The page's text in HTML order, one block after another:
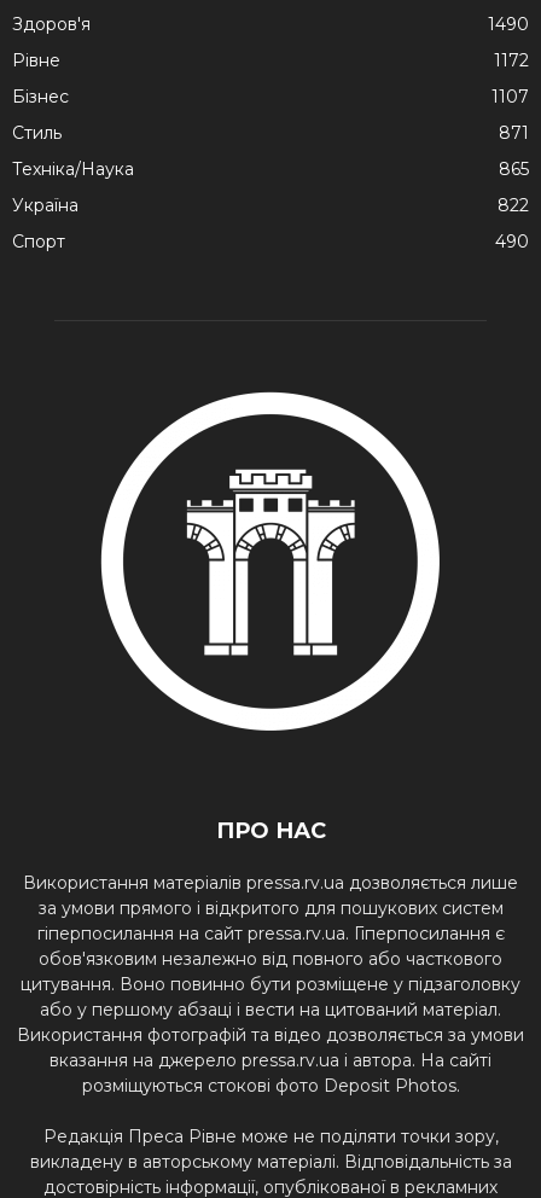
Здоров'я
1490
Рівне
1172
Бізнес
1107
Стиль
871
Техніка/Наука
865
Україна
822
Спорт
490
ПРО НАС
Використання матеріалів pressa.rv.ua дозволяється лише
за умови прямого і відкритого для пошукових систем
гіперпосилання на сайт pressa.rv.ua. Гіперпосилання є
обов'язковим незалежно від повного або часткового
цитування. Воно повинно бути розміщене у підзаголовку
або у першому абзаці і вести на цитований матеріал.
Використання фотографій та відео дозволяється за умови
вказання на джерело pressa.rv.ua і автора. На сайті
розміщуються стокові фото Deposit Photos.
Редакція Преса Рівне може не поділяти точки зору,
викладену в авторському матеріалі. Відповідальність за
достовірність інформації, опублікованої в рекламних